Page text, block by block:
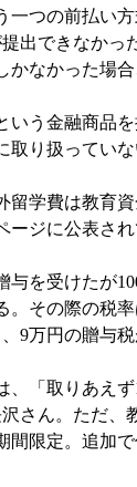
つの前払い
出できなか
なかった場合
う金融商品
り扱っていな
学費は教育
ジに公表さ
を受けたが
その際の税
9万円の贈与税
「取りあえ
さん。ただ、
限定。追加